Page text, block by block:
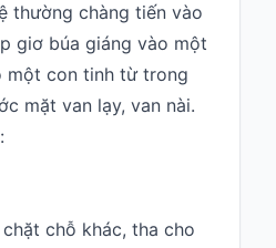
thường chàng tiến vào
giơ búa giáng vào một
một con tinh từ trong
mặt van lạy, van nài.
chỗ khác, tha cho